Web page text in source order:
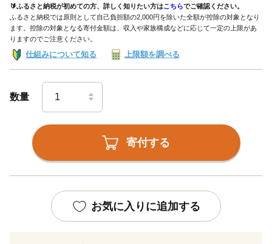
🔰ふるさと納税が初めての方、詳しく知りたい方はこちらでご確認ください。
ふるさと納税では原則として自己負担額の2,000円を除いた全額が控除の対象となり
ます。控除の対象となる寄付金額は、収入や家族構成などに応じて一定の上限があ
りますのでご注意ください。
仕組みについて知る 上限額を調べる
数量
寄付する
お気に入りに追加する